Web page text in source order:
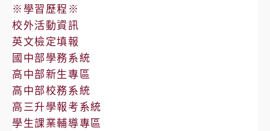
※學習歷程※
校外活動資訊
英文檢定填報
國中部學務系統
高中部新生專區
高中部校務系統
高三升學報考系統
學生課業輔導專區